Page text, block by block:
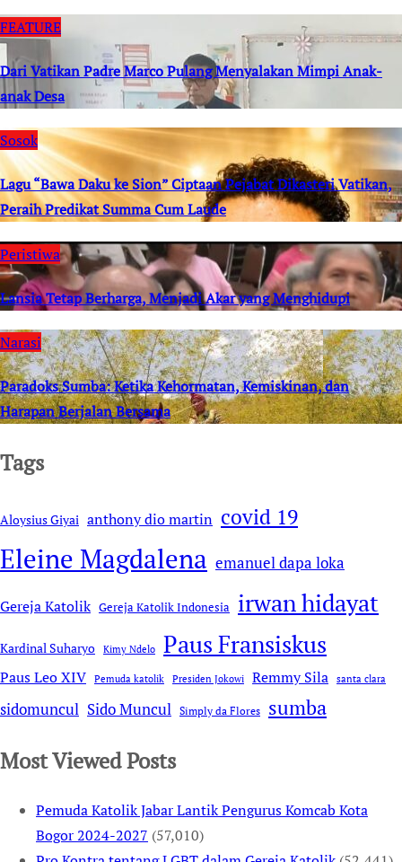
FEATURE
Dari Vatikan Padre Marco Pulang Menyalakan Mimpi Anak-
anak Desa
Sosok
Lagu “Bawa Daku ke Sion” Ciptaan Pejabat Dikasteri Vatikan,
Peraih Predikat Summa Cum Laude
Peristiwa
Lansia Tetap Berharga, Menjadi Akar yang Menghidupi
Narasi
Paradoks Sumba: Ketika Kehormatan, Kemiskinan, dan
Harapan Berjalan Bersama
Tags
Aloysius Giyai anthony dio martin covid 19
Eleine Magdalena emanuel dapa loka
Gereja Katolik Gereja Katolik Indonesia irwan hidayat
Kardinal Suharyo Kimy Ndelo Paus Fransiskus
Paus Leo XIV Pemuda katolik Presiden Jokowi Remmy Sila santa clara
sidomuncul Sido Muncul Simply da Flores sumba
Most Viewed Posts
Pemuda Katolik Jabar Lantik Pengurus Komcab Kota
Bogor 2024-2027 (57,010)